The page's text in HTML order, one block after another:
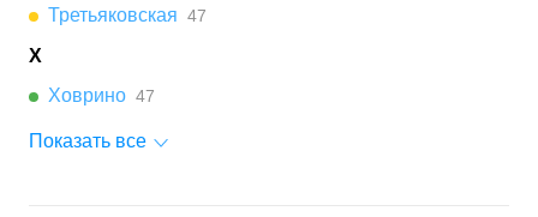
Третьяковская 47
Х
Ховрино 47
Показать все